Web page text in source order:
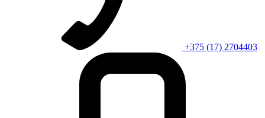
+375 (17) 2704403